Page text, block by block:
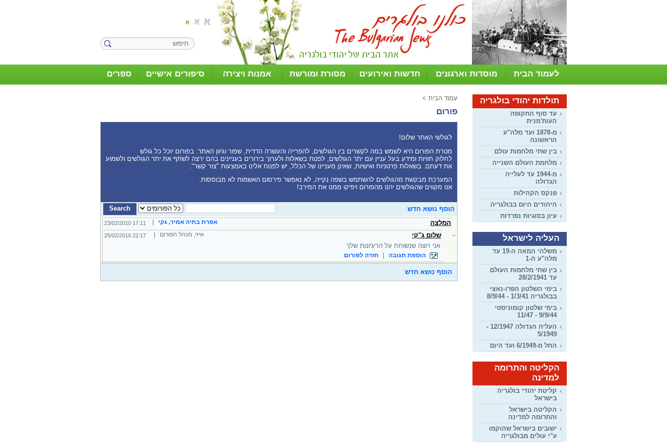
לעמוד הבית מוסדות וארגונים חדשות ואירועים מסורת ומורשת אמנות ויצירה סיפורים אישיים ספרים
תולדות יהודי בולגריה
עד סוף התקופה
העות'מנית
מ-1878 ועד מלה"ע
הראשונה
בין שתי מלחמות עולם
מלחמת העולם השנייה
מ-1944 עד לעלייה
הגדולה
פנקס הקהילות
היהודים היום בבולגריה
עיון בסוגיות נפרדות
העליה לישראל
משלהי המאה ה-19 עד
מלה"ע ה-1
בין שתי מלחמות העולם
עד 28/2/1941
בימי השלטון הפרו-נאצי
בבולגריה 1/3/41 - 8/9/44
בימי שלטון קומוניסטי
9/9/44 - 11/47
העליה הגדולה 12/1947 -
5/1949
החל מ-6/1949 ועד היום
הקליטה והתרומה
למדינה
קליטת יהודי בולגריה
בישראל
הקליטה בישראל
והתרומה למדינה
ישובים בישראל שהוקמו
ע"י עולים מבולגריה
עמוד הבית >
פורום
לגולשי האתר שלום!
מטרת הפורום היא לשמש במה לקשרים בין הגולשים, להפרייה והעשרה הדדית, שפור וגיוון האתר. בפורום יוכל כל גולש
לחלוק חוויות ומידע בעל עניין עם יתר הגולשים, לפנות בשאלות ולערוך בירורים בעניינים בהם ירצה לשתף את יתר הגולשים ולשמוע
את דעתם. בשאלות פרטניות ואישיות, שאינן מעניינו של הכלל, יש לפנות אלינו באמצעות "צור קשר".
המערכת מבקשת מהגולשים להשתמש בשפה נקייה, לא נאפשר פירסום האשמות לא מבוססות.
אנו מקווים שהגולשים יהנו מהפורום ויפיקו ממנו את המירב!
הוסף נושא חדש
המלצה
אפרת בתיה אמיר, גקי 17:11 23/02/2010
שלום ג''קי איזי, מנהל הפורום | 22:17 25/02/2010
אני רוצה שנשוחח על הרעיונות שלך
הוספת תגובה חזרה לפורום
הוסף נושא חדש